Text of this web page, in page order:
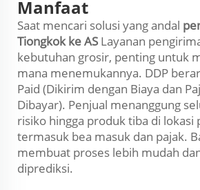
Manfaat
Saat mencari solusi yang andal
Tiongkok ke ASLayanan
kebutuhan grosir, penting untuk
mana menemukannya. DDP
Paid (Dikirim dengan Biaya dan
Dibayar). Penjual menanggung
risiko hingga produk tiba di lokasi
termasuk bea masuk dan pajak.
membuat proses lebih mudah
diprediksi.